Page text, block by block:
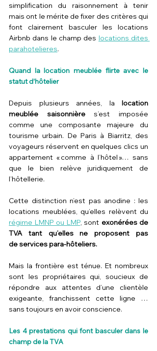
simplification du raisonnement à tenir
mais ont le mérite de fixer des critères qui
font clairement basculer les locations
Airbnb dans le champ des locations dites
parahotelieres.
Quand la location meublée flirte avec le
statut d’hôtelier
Depuis plusieurs années, la location
meublée saisonnière s’est imposée
comme une composante majeure du
tourisme urbain. De Paris à Biarritz, des
voyageurs réservent en quelques clics un
appartement « comme à l’hôtel »… sans
que le bien relève juridiquement de
l’hôtellerie.
Cette distinction n’est pas anodine : les
régime LMNP ou LMP, sont exonérées de
TVA tant qu’elles ne proposent pas
de services para-hôteliers.
Mais la frontière est ténue. Et nombreux
sont les propriétaires qui, soucieux de
répondre aux attentes d’une clientèle
exigeante, franchissent cette ligne …
sans toujours en avoir conscience.
Les 4 prestations qui font basculer dans le
champ de la TVA